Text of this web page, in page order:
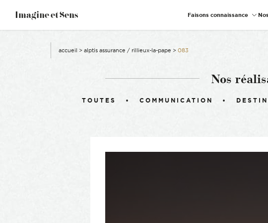
Imagine et Sens–
Événementiel
Communicants
Faisons connaissance
accueil > alptis assurance / rillieux-la-pape > 083
Nos
TOUTES COMMUNICATION